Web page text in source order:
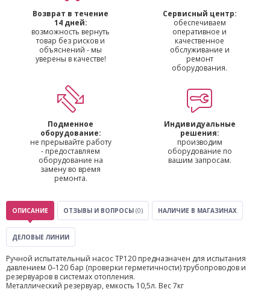
Возврат в течение
14 дней:
возможность вернуть
товар без рисков и
объяснений - мы
уверены в качестве!
Сервисный центр:
обеспечиваем
оперативное и
качественное
обслуживание и
ремонт
оборудования.
Подменное
оборудование:
не прерывайте работу
- предоставляем
оборудование на
замену во время
ремонта.
Индивидуальные
решения:
производим
оборудование по
вашим запросам.
ОПИСАНИЕ ОТЗЫВЫ И ВОПРОСЫ (0) НАЛИЧИЕ В МАГАЗИНАХ
ДЕЛОВЫЕ ЛИНИИ
Ручной испытательный насос TP120 предназначен для испытания
давлением 0–120 бар (проверки герметичности) трубопроводов и
резервуаров в системах отопления.
Металлический резервуар, емкость 10,5л. Вес 7кг